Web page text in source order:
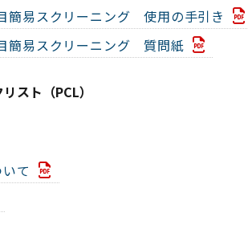
簡易スクリーニング 使用の手引き
簡易スクリーニング 質問紙
スト（PCL）
て